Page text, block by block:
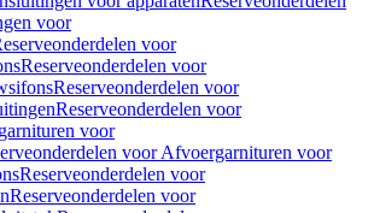
voor
voor
Reserveonderdelen voor
Reserveonderdelen voor
Reserveonderdelen voor
voor
voor Afvoergarnituren voor
Reserveonderdelen voor
Reserveonderdelen voor